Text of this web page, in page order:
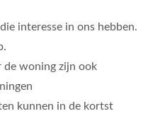
interesse in ons hebben.
de woning zijn ook
kunnen in de kortst